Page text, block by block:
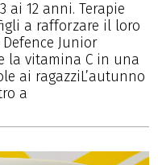
ai 12 anni. Terapie
a rafforzare il loro
Junior
la vitamina C in una
ai ragazziL’autunno
a